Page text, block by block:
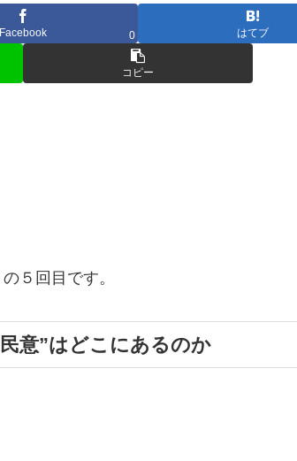
Facebook 0 はてブ
コピー
５回目です。
意”はどこにあるのか